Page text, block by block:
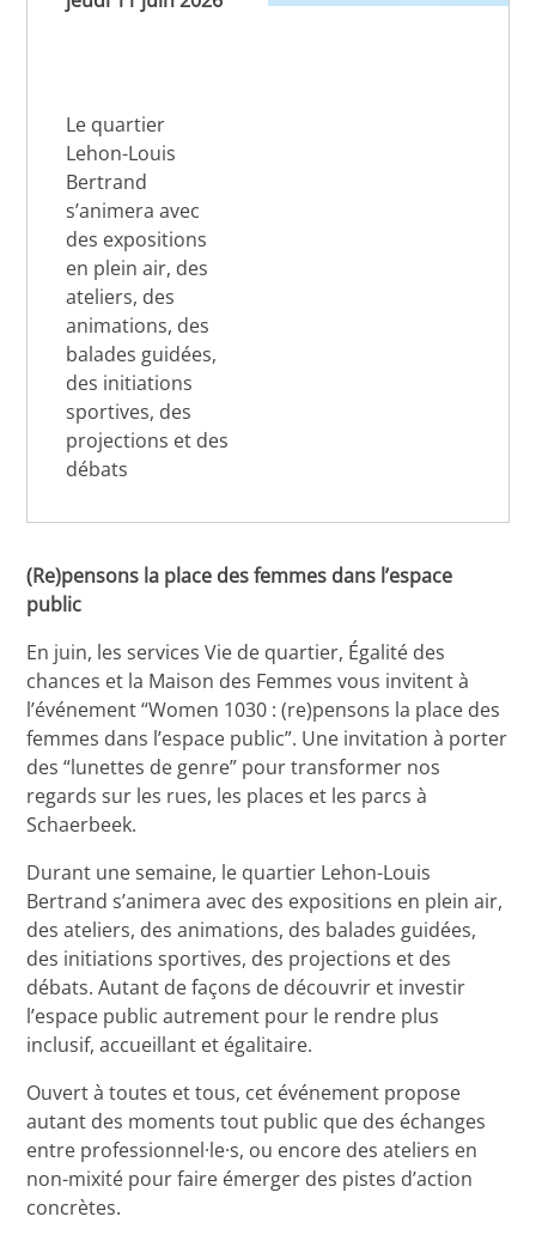
Le quartier
Lehon-Louis
Bertrand
s’animera avec
des expositions
en plein air, des
ateliers, des
animations, des
balades guidées,
des initiations
sportives, des
projections et des
débats
(Re)pensons la place des femmes dans l’espace
public
En juin, les services Vie de quartier, Égalité des
chances et la Maison des Femmes vous invitent à
l’événement “Women 1030 : (re)pensons la place des
femmes dans l’espace public”. Une invitation à porter
des “lunettes de genre” pour transformer nos
regards sur les rues, les places et les parcs à
Schaerbeek.
Durant une semaine, le quartier Lehon-Louis
Bertrand s’animera avec des expositions en plein air,
des ateliers, des animations, des balades guidées,
des initiations sportives, des projections et des
débats. Autant de façons de découvrir et investir
l’espace public autrement pour le rendre plus
inclusif, accueillant et égalitaire.
Ouvert à toutes et tous, cet événement propose
autant des moments tout public que des échanges
entre professionnel·le·s, ou encore des ateliers en
non-mixité pour faire émerger des pistes d’action
concrètes.